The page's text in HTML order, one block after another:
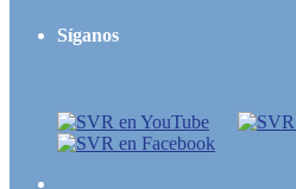
Síganos